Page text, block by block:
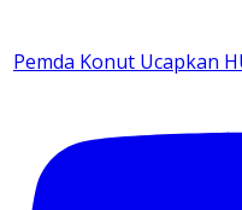
Pemda Konut Ucapkan